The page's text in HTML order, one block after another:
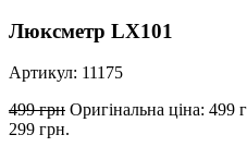
Люксметр LX101
Артикул: 11175
499грн Оригінальна ціна: 499
299 грн.